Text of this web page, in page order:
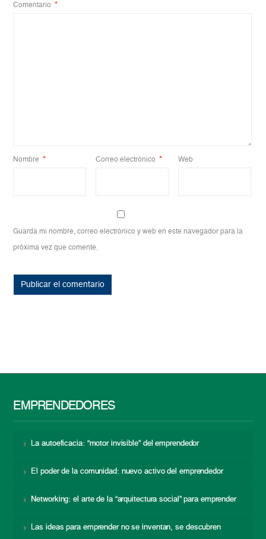
Comentario *
Nombre * Correo electrónico * Web
Guarda mi nombre, correo electrónico y web en este navegador para la
próxima vez que comente.
EMPRENDEDORES
La autoeficacia: “motor invisible” del emprendedor
El poder de la comunidad: nuevo activo del emprendedor
Networking: el arte de la “arquitectura social” para emprender
Las ideas para emprender no se inventan, se descubren